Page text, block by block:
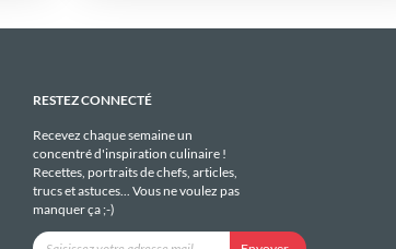
RESTEZ CONNECTÉ
Recevez chaque semaine un
concentré d'inspiration culinaire !
Recettes, portraits de chefs, articles,
trucs et astuces... Vous ne voulez pas
manquer ça ;-)